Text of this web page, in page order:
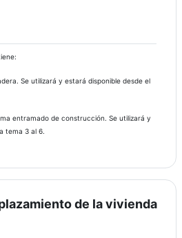
Se utilizará y estará disponible desde el
entramado de construcción. Se utilizará y
tema 3 al 6.
de la vivienda